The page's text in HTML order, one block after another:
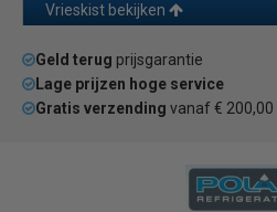
Vrieskist bekijken
Geld terug prijsgarantie
Lage prijzen hoge service
Gratis verzending vanaf € 200,00